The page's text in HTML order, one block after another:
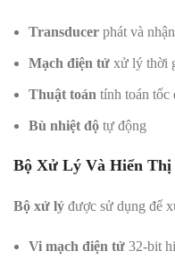
Transducer phát và
Mạch điện tử xử lý thời
Thuật toán tính toán tốc
Bù nhiệt độ tự động
Bộ Xử Lý Và Hiển Thị
Bộ xử lý được sử dụng để
Vi mạch điện tử 32-bit